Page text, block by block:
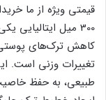
قیمتی ویژه از ما
300 میل
کاهش ترک‌های پوستی
تغییرات وزنی است.
طبیعی، به حفظ